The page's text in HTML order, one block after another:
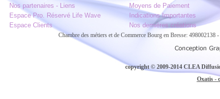
Nos partenaires - Liens
Moyens de Paiement
Espace Pro. Réservé Life Wave
Indications Importantes
Espace Clients
Nos dernières créations
Chambre des métiers et de Commerce Bourg en Bresse: 498002138
copyright © 2009-2014 CLEA
Oxatis -